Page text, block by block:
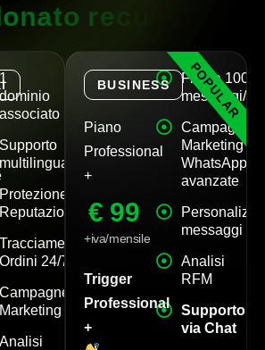
nato r ec
1
associato
Supporto
multilingua
Protezione
Reputazione
Tracciamento
Ordini 24/7
Campagne
Marketing
Analisi
BUSINESS
Piano
Professional
+
€ 99
+iva/mensile
Trigger
Professional
+
Fino a 10000
messaggi/
Campagne
Marketing
WhatsApp
avanzate
messaggi
Analisi
RFM
Supporto
via Chat
POPULAR